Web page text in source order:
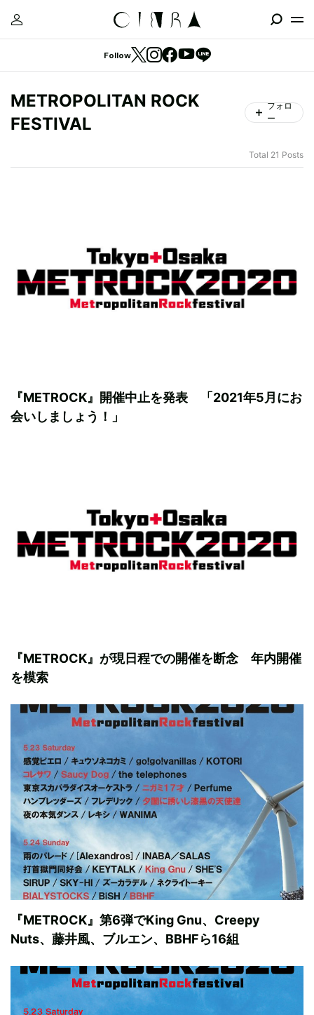
Follow
METROPOLITAN ROCK
FESTIVAL
フォロ
ー
Total 21 Posts
『METROCK』開催中止を発表 「2021年5月にお
会いしましょう！」
『METROCK』が現日程での開催を断念 年内開催
を模索
『METROCK』第6弾でKing Gnu、Creepy
Nuts、藤井風、ブルエン、BBHFら16組